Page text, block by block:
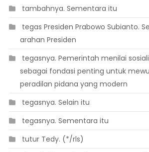
 tambahnya. Sementara itu
 tegas Presiden Prabowo Subianto.
arahan Presiden
 tegasnya. Pemerintah menilai
sebagai fondasi penting untuk
peradilan pidana yang modern
 tegasnya. Selain itu
 tegasnya. Sementara itu
 tutur Tedy. (*/rls)